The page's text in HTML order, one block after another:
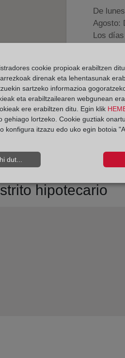
De
Agosto:
Los
Datos
hipotecario
cookie propioak erabiltzen
direnak eta lehentasunak
sartzeko informazioa
eta erabiltzailearen webgunean
ere erabiltzen ditu. Egin klik
gehiago lortzeko. Cookie guztiak
konfigura itzazu edo uko egin botoia
dut...